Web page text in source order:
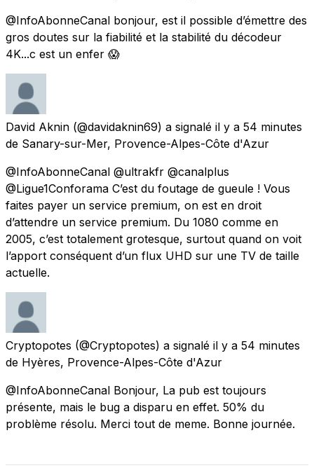
@InfoAbonneCanal bonjour, est il possible d’émettre des
gros doutes sur la fiabilité et la stabilité du décodeur
4K...c est un enfer 😱
David Aknin (@davidaknin69) a signalé il y a 54 minutes
de Sanary-sur-Mer, Provence-Alpes-Côte d'Azur
@InfoAbonneCanal @ultrakfr @canalplus
@Ligue1Conforama C’est du foutage de gueule ! Vous
faites payer un service premium, on est en droit
d’attendre un service premium. Du 1080 comme en
2005, c’est totalement grotesque, surtout quand on voit
l’apport conséquent d’un flux UHD sur une TV de taille
actuelle.
Cryptopotes (@Cryptopotes) a signalé il y a 54 minutes
de Hyères, Provence-Alpes-Côte d'Azur
@InfoAbonneCanal Bonjour, La pub est toujours
présente, mais le bug a disparu en effet. 50% du
problème résolu. Merci tout de meme. Bonne journée.